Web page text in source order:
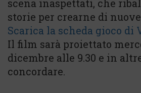
scena inaspettati, che
storie per crearne di
Scarica la scheda gioco di
Il film sarà proiettato
dicembre alle 9.30 e in
concordare.